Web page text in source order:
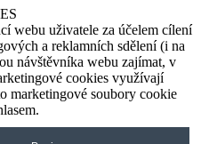
webu uživatele za účelem cílení
a reklamních sdělení (i na
návštěvníka webu zajímat, v
cookies využívají
marketingové soubory cookie